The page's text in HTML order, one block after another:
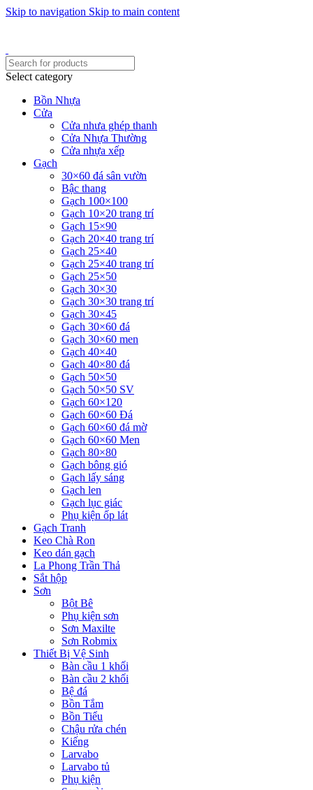
Skip to navigation Skip to main content
Select category
Bồn Nhựa
Cửa
Cửa nhưa ghép thanh
Cửa Nhựa Thường
Cửa nhựa xếp
Gạch
30×60 đá sân vườn
Bậc thang
Gạch 100×100
Gạch 10×20 trang trí
Gạch 15×90
Gạch 20×40 trang trí
Gạch 25×40
Gạch 25×40 trang trí
Gạch 25×50
Gạch 30×30
Gạch 30×30 trang trí
Gạch 30×45
Gạch 30×60 đá
Gạch 30×60 men
Gạch 40×40
Gạch 40×80 đá
Gạch 50×50
Gạch 50×50 SV
Gạch 60×120
Gạch 60×60 Đá
Gạch 60×60 đá mờ
Gạch 60×60 Men
Gạch 80×80
Gạch bông gió
Gạch lấy sáng
Gạch len
Gạch lục giác
Phụ kiện ốp lát
Gạch Tranh
Keo Chà Ron
Keo dán gạch
La Phong Trần Thả
Sắt hộp
Sơn
Bột Bê
Phụ kiện sơn
Sơn Maxilte
Sơn Robmix
Thiết Bị Vệ Sinh
Bàn cầu 1 khối
Bàn cầu 2 khối
Bệ đá
Bồn Tắm
Bồn Tiểu
Chậu rửa chén
Kiếng
Larvabo
Larvabo tủ
Phụ kiện